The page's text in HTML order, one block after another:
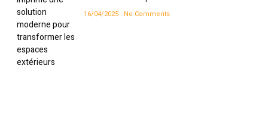
16/04/2025 No Comments